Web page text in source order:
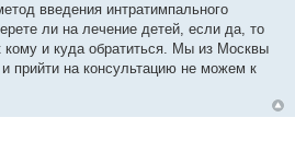
введения интратимпального
ли на лечение детей, если да, то
кому и куда обратиться. Мы из Москвы
прийти на консультацию не можем к